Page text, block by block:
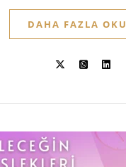
DAHA FAZLA OKU